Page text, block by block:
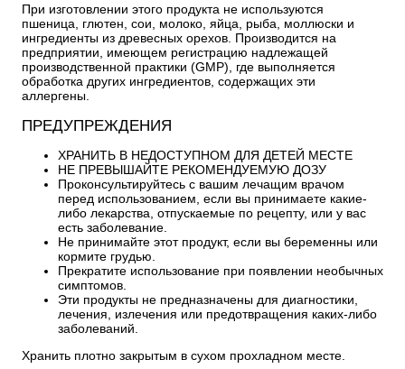
При изготовлении этого продукта не используются
пшеница, глютен, сои, молоко, яйца, рыба, моллюски и
ингредиенты из древесных орехов. Производится на
предприятии, имеющем регистрацию надлежащей
производственной практики (GMP), где выполняется
обработка других ингредиентов, содержащих эти
аллергены.
ПРЕДУПРЕЖДЕНИЯ
ХРАНИТЬ В НЕДОСТУПНОМ ДЛЯ ДЕТЕЙ МЕСТЕ
НЕ ПРЕВЫШАЙТЕ РЕКОМЕНДУЕМУЮ ДОЗУ
Проконсультируйтесь с вашим лечащим врачом
перед использованием, если вы принимаете какие-
либо лекарства, отпускаемые по рецепту, или у вас
есть заболевание.
Не принимайте этот продукт, если вы беременны или
кормите грудью.
Прекратите использование при появлении необычных
симптомов.
Эти продукты не предназначены для диагностики,
лечения, излечения или предотвращения каких-либо
заболеваний.
Хранить плотно закрытым в сухом прохладном месте.